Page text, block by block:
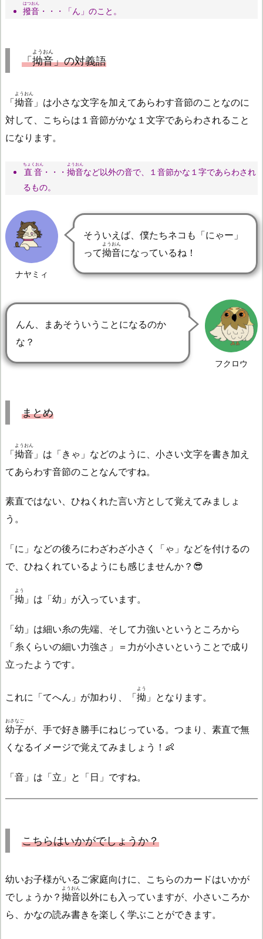
撥音
はつおん
・・・「ん」のこと。
「拗音
ようおん
」の対義語
「拗音
ようおん
」は小さな文字を加えてあらわす音節のことなのに
対して、こちらは１音節がかな１文字であらわされること
になります。
直音
ちょくおん
・・・ 拗音
ようおん
など以外の音で、１音節かな１字であらわされ
るもの。
ナヤミィ
そういえば、僕たちネコも「にゃー」
って拗音
ようおん
になっているね！
フクロウ
んん、まあそういうことになるのか
な？
まとめ
「拗音
ようおん
」は「きゃ」などのように、小さい文字を書き加え
てあらわす音節のことなんですね。
素直ではない、ひねくれた言い方として覚えてみましょ
う。
「に」などの後ろにわざわざ小さく「ゃ」などを付けるの
で、ひねくれているようにも感じませんか？😎
「拗
よう
」は「幼」が入っています。
「幼」は細い糸の先端、そして力強いというところから
「糸くらいの細い力強さ」＝力が小さいということで成り
立ったようです。
これに「てへん」が加わり、「拗
よう
」となります。
幼子
おさなご
が、手で好き勝手にねじっている。つまり、素直で無
くなるイメージで覚えてみましょう！👶
「音」は「立」と「日」ですね。
こちらはいかがでしょうか？
幼いお子様がいるご家庭向けに、こちらのカードはいかが
でしょうか？ 拗音
ようおん
以外にも入っていますが、小さいころか
ら、かなの読み書きを楽しく学ぶことができます。